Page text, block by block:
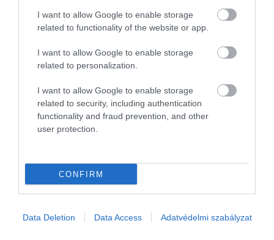
I want to allow Google to enable storage
related to functionality of the website or app.
I want to allow Google to enable storage
related to personalization.
I want to allow Google to enable storage
related to security, including authentication
functionality and fraud prevention, and other
user protection.
CONFIRM
Data Deletion Data Access Adatvédelmi szabályzat